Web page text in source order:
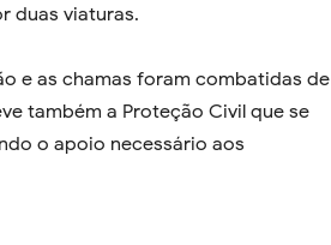
duas viaturas.
e as chamas foram combatidas de
também a Proteção Civil que se
o apoio necessário aos